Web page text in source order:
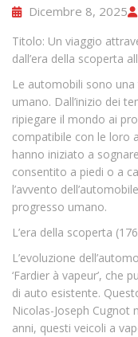
Dicembre 8, 2025
Titolo: Un viaggio
dall’era della scoperta
Le automobili sono una
umano. Dall’inizio dei
ripiegare il mondo ai
compatibile con le loro
hanno iniziato a
consentito a piedi o a
l’avvento
progresso umano.
L’era della scoperta
L’evoluzione
‘Fardier à vapeur’, che
di auto esistente.
Nicolas-Joseph Cugnot
anni, questi veicoli a